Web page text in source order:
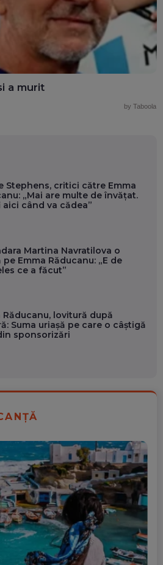
a murit
by Taboola
Stephens, critici către Emma
„Mai are multe de învățat.
aici când va cădea”
Martina Navratilova o
Emma Răducanu: „E de
ce a făcut”
Răducanu, lovitură după
Suma uriașă pe care o câștigă
sponsorizări